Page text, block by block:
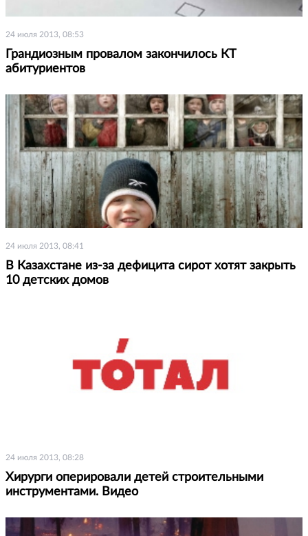
24 июля 2013, 08:53
Грандиозным провалом закончилось КТ
абитуриентов
24 июля 2013, 08:41
В Казахстане из-за дефицита сирот хотят закрыть
10 детских домов
24 июля 2013, 08:28
Хирурги оперировали детей строительными
инструментами. Видео